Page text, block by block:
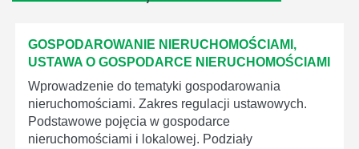
GOSPODAROWANIE NIERUCHOMOŚCIAMI,
USTAWA O GOSPODARCE NIERUCHOMOŚCIAMI
Wprowadzenie do tematyki gospodarowania
nieruchomościami. Zakres regulacji ustawowych.
Podstawowe pojęcia w gospodarce
nieruchomościami i lokalowej. Podziały